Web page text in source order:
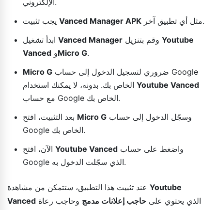
Vanced Manager APK
مثل أي تطبيق آخر.
Vanced Manager
Youtube
Vanced وMicro G.
Micro G
Youtube Vanced
مع حساب Google الخاص بك.
Micro G
Google الخاص بك.
Youtube Vanced
Google الذي سجّلت الدخول به.
Youtube
Vanced
الذي يحتوي على حاجب إعلانات مدمج وحاجب رعاة